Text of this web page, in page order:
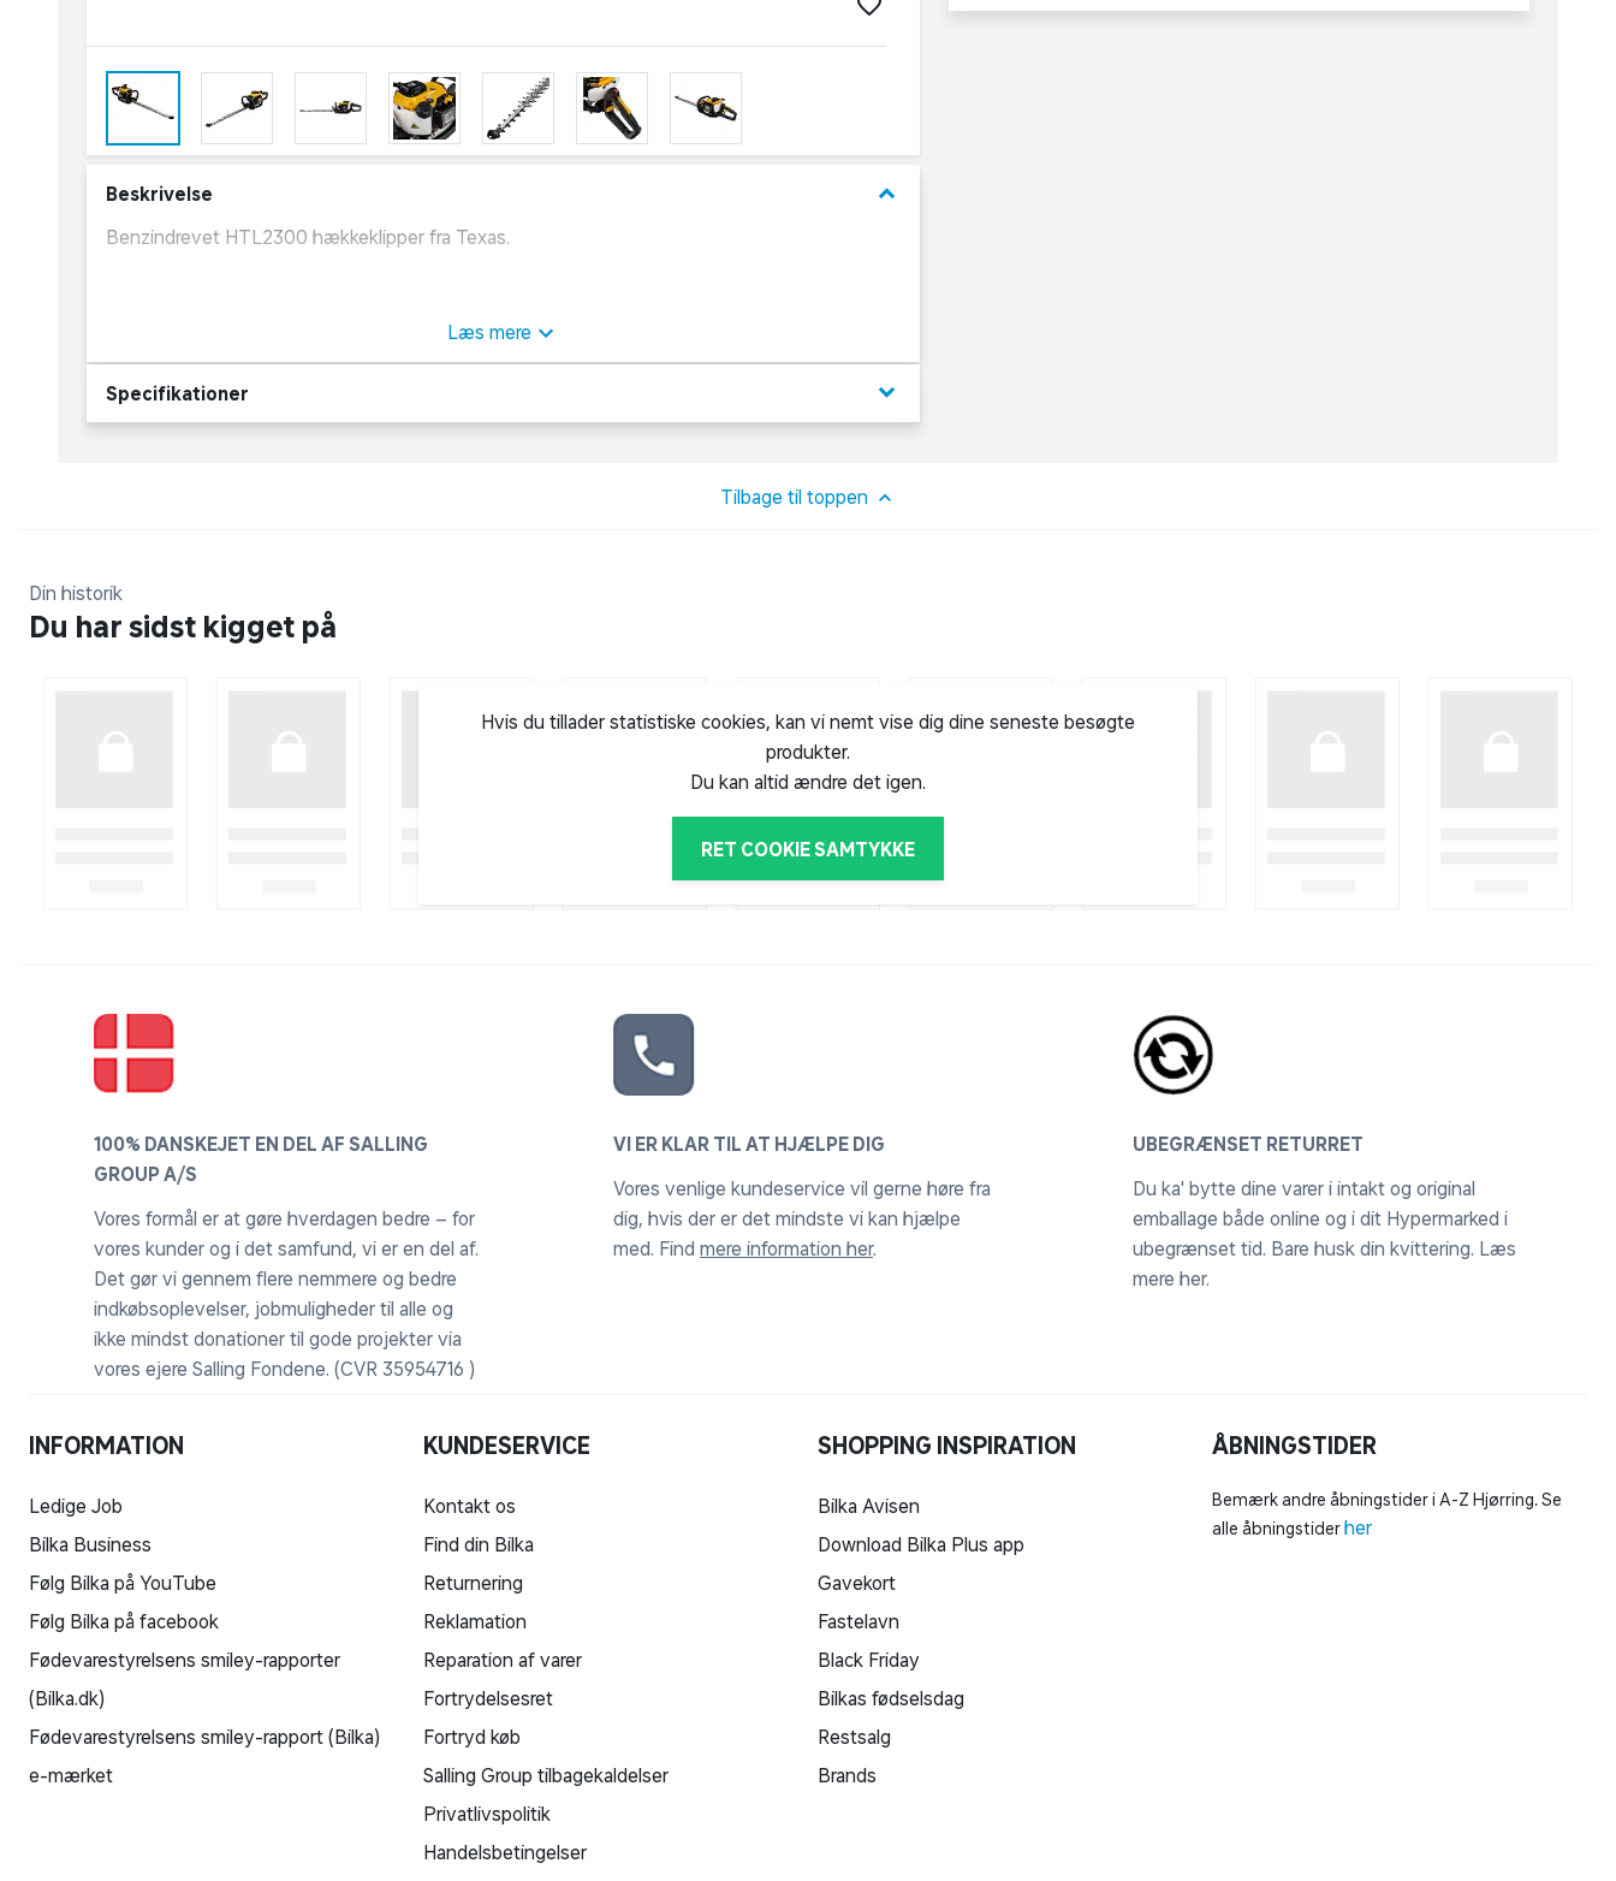
Beskrivelse keyboard_arrow_down
Benzindrevet HTL2300 hækkeklipper fra Texas.
Hækkeklipperen har en 2-takt motor og er velegnet til store hække med tykke grene. Den har
et drejbart baghåndtag, der kan rotere 180 grader.
Læs mere
Specifikationer keyboard_arrow_down
Tilbage til toppen
Din historik
Du har sidst kigget på
Hvis du tillader statistiske cookies, kan vi nemt vise dig dine seneste besøgte
produkter.
Du kan altid ændre det igen.
RET COOKIE SAMTYKKE
100% DANSKEJET EN DEL AF SALLING
GROUP A/S
Vores formål er at gøre hverdagen bedre – for
vores kunder og i det samfund, vi er en del af.
Det gør vi gennem flere nemmere og bedre
indkøbsoplevelser, jobmuligheder til alle og
ikke mindst donationer til gode projekter via
vores ejere Salling Fondene. (CVR 35954716 )
VI ER KLAR TIL AT HJÆLPE DIG
Vores venlige kundeservice vil gerne høre fra
dig, hvis der er det mindste vi kan hjælpe
med. Find mere information her.
UBEGRÆNSET RETURRET
Du ka' bytte dine varer i intakt og original
emballage både online og i dit Hypermarked i
ubegrænset tid. Bare husk din kvittering. Læs
mere her.
INFORMATION
Ledige Job
Bilka Business
Følg Bilka på YouTube
Følg Bilka på facebook
Fødevarestyrelsens smiley-rapporter
(Bilka.dk)
Fødevarestyrelsens smiley-rapport (Bilka)
e-mærket
KUNDESERVICE
Kontakt os
Find din Bilka
Returnering
Reklamation
Reparation af varer
Fortrydelsesret
Fortryd køb
Salling Group tilbagekaldelser
Privatlivspolitik
Handelsbetingelser
SHOPPING INSPIRATION
Bilka Avisen
Download Bilka Plus app
Gavekort
Fastelavn
Black Friday
Bilkas fødselsdag
Restsalg
Brands
ÅBNINGSTIDER
Bemærk andre åbningstider i A-Z Hjørring. Se
alle åbningstiderher